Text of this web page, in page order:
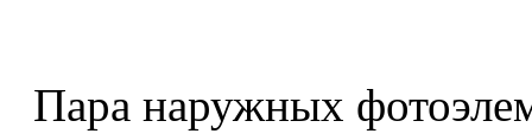
Пара наружных